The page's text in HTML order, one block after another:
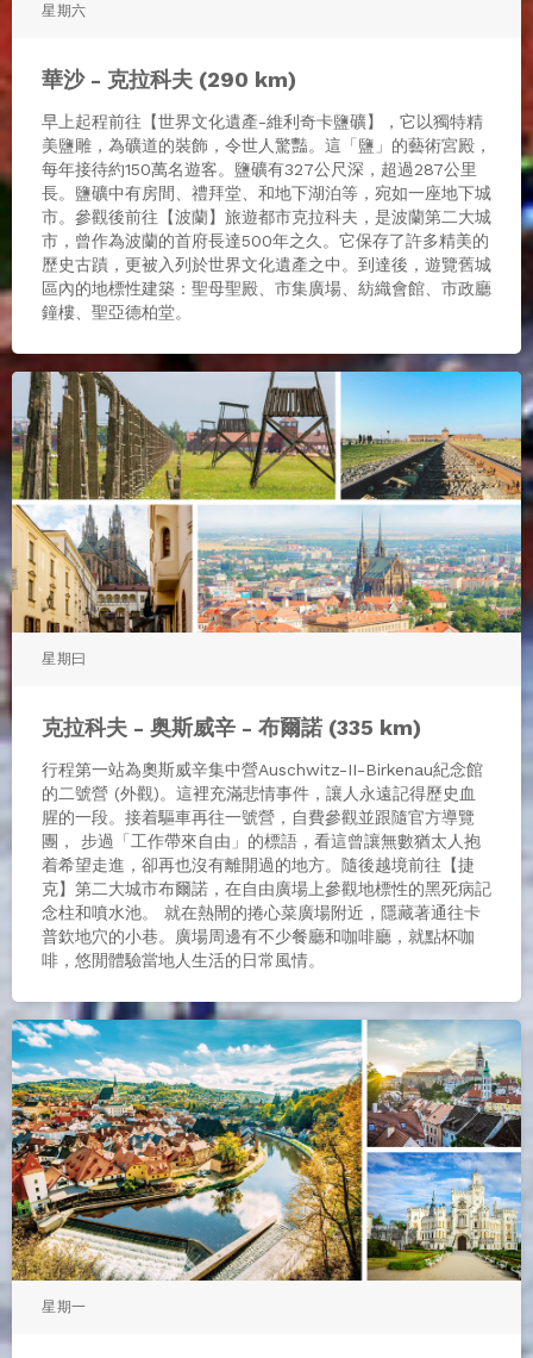
星期六
華沙 - 克拉科夫 (290 km)
早上起程前往【世界文化遺產-維利奇卡鹽礦】，它以獨特精
美鹽雕，為礦道的裝飾，令世人驚豔。這「鹽」的藝術宮殿，
每年接待約150萬名遊客。鹽礦有327公尺深，超過287公里
長。鹽礦中有房間、禮拜堂、和地下湖泊等，宛如一座地下城
市。參觀後前往【波蘭】旅遊都市克拉科夫，是波蘭第二大城
市，曾作為波蘭的首府長達500年之久。它保存了許多精美的
歷史古蹟，更被入列於世界文化遺產之中。到達後，遊覽舊城
區內的地標性建築：聖母聖殿、市集廣場、紡織會館、市政廳
鐘樓、聖亞德柏堂。
星期曰
克拉科夫 - 奥斯威辛 - 布爾諾 (335 km)
行程第一站為奧斯威辛集中營Auschwitz-II-Birkenau紀念館
的二號營 (外觀)。這裡充滿悲情事件，讓人永遠記得歷史血
腥的一段。接着驅車再往一號營，自費參觀並跟隨官方導覽
團， 步過「工作帶來自由」的標語，看這曾讓無數猶太人抱
着希望走進，卻再也沒有離開過的地方。隨後越境前往【捷
克】第二大城市布爾諾，在自由廣場上參觀地標性的黑死病記
念柱和噴水池。 就在熱閙的捲心菜廣場附近，隱藏著通往卡
普欽地穴的小巷。廣場周邊有不少餐廳和咖啡廳，就點杯咖
啡，悠閒體驗當地人生活的日常風情。
星期一